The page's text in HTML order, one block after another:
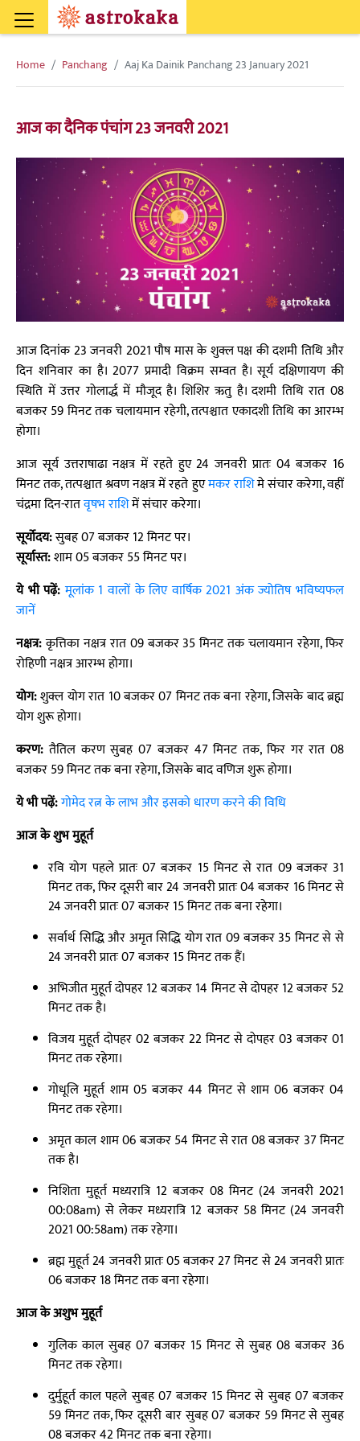
Home Panchang Aaj Ka Dainik Panchang 23 January 2021
आज का दैनिक पंचांग 23 जनवरी 2021
आज दिनांक 23 जनवरी 2021 पौष मास के शुक्ल पक्ष की दशमी तिथि और
दिन शनिवार का है। 2077 प्रमादी विक्रम सम्वत है। सूर्य दक्षिणायण की
स्थिति में उत्तर गोलार्द्ध में मौजूद है। शिशिर ऋतु है। दशमी तिथि रात 08
बजकर 59 मिनट तक चलायमान रहेगी, तत्पश्चात एकादशी तिथि का आरम्भ
होगा।
आज सूर्य उत्तराषाढा नक्षत्र में रहते हुए 24 जनवरी प्रातः 04 बजकर 16
मिनट तक, तत्पश्चात श्रवण नक्षत्र में रहते हुएमकर राशिमे संचार करेगा, वहीं
चंद्रमा दिन-रातवृषभ राशिमें संचार करेगा।
सूर्योदय:सुबह 07 बजकर 12 मिनट पर।
सूर्यास्त:शाम 05 बजकर 55 मिनट पर।
ये भी पढ़ें: मूलांक 1 वालों के लिए वार्षिक 2021 अंक ज्योतिष भविष्यफल
जानें
नक्षत्र:कृत्तिका नक्षत्र रात 09 बजकर 35 मिनट तक चलायमान रहेगा, फिर
रोहिणी नक्षत्र आरम्भ होगा।
योग:शुक्ल योग रात 10 बजकर 07 मिनट तक बना रहेगा, जिसके बाद ब्रह्म
योग शुरू होगा।
करण: तैतिल करण सुबह 07 बजकर 47 मिनट तक, फिर गर रात 08
बजकर 59 मिनट तक बना रहेगा, जिसके बाद वणिज शुरू होगा।
ये भी पढ़ें:गोमेद रत्न के लाभ और इसको धारण करने की विधि
आज के शुभ मुहूर्त
रवि योग पहले प्रातः 07 बजकर 15 मिनट से रात 09 बजकर 31
मिनट तक, फिर दूसरी बार 24 जनवरी प्रातः 04 बजकर 16 मिनट से
24 जनवरी प्रातः 07 बजकर 15 मिनट तक बना रहेगा।
सर्वार्थ सिद्धि और अमृत सिद्धि योग रात 09 बजकर 35 मिनट से से
24 जनवरी प्रातः 07 बजकर 15 मिनट तक हैं।
अभिजीत मुहूर्त दोपहर 12 बजकर 14 मिनट से दोपहर 12 बजकर 52
मिनट तक है।
विजय मुहूर्त दोपहर 02 बजकर 22 मिनट से दोपहर 03 बजकर 01
मिनट तक रहेगा।
गोधूलि मुहूर्त शाम 05 बजकर 44 मिनट से शाम 06 बजकर 04
मिनट तक रहेगा।
अमृत काल शाम 06 बजकर 54 मिनट से रात 08 बजकर 37 मिनट
तक है।
निशिता मुहूर्त मध्यरात्रि 12 बजकर 08 मिनट (24 जनवरी 2021
00:08am) से लेकर मध्यरात्रि 12 बजकर 58 मिनट (24 जनवरी
2021 00:58am) तक रहेगा।
ब्रह्म मुहूर्त 24 जनवरी प्रातः 05 बजकर 27 मिनट से 24 जनवरी प्रातः
06 बजकर 18 मिनट तक बना रहेगा।
आज के अशुभ मुहूर्त
गुलिक काल सुबह 07 बजकर 15 मिनट से सुबह 08 बजकर 36
मिनट तक रहेगा।
दुर्मुहूर्त काल पहले सुबह 07 बजकर 15 मिनट से सुबह 07 बजकर
59 मिनट तक, फिर दूसरी बार सुबह 07 बजकर 59 मिनट से सुबह
08 बजकर 42 मिनट तक बना रहेगा।